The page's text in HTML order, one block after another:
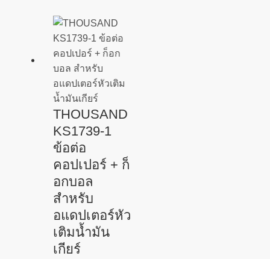
THOUSAND
KS1739-1
ข้อต่อ
คอปเปอร์ + ก็
อกบอล
สำหรับ
อแดปเตอร์หัว
เติมน้ำมัน
เกียร์